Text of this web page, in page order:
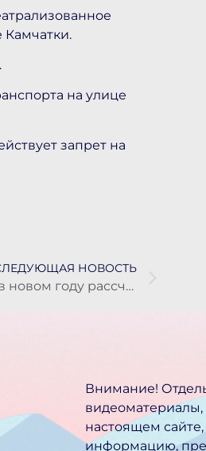
Камчатки.
на улице
запрет на
НОВОСТЬ
Жители Камчатки в новом году рассчитывают на карьерный рост и повышение доходов
Внимание!
настоящем
информацию,